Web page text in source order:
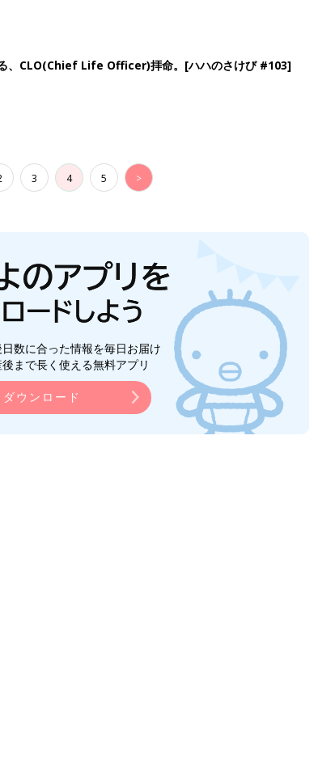
、CLO(Chief Life Officer)拝命。[ハハのさけび #103]
3 4 5 >
数に合った情報を毎日お届け
まで長く使える無料アプリ
ダウンロード